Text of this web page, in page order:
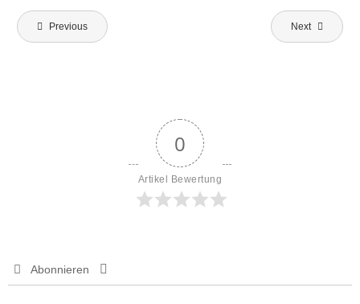
Beitragsnavigation
Previous Next
0
Artikel Bewertung
Abonnieren